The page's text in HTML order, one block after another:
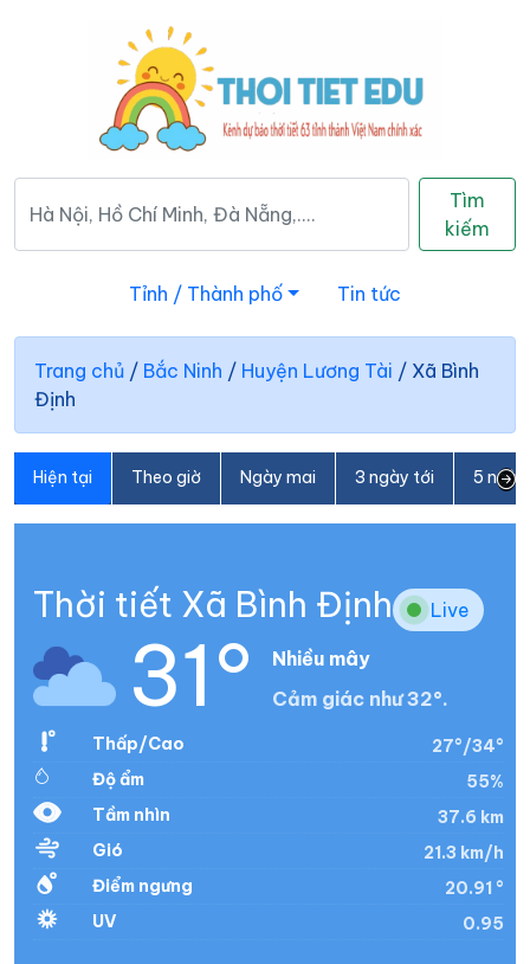
Tìm
kiếm
Tỉnh / Thành phố Tin tức
Trang chủ / Bắc Ninh / Huyện Lương Tài / Xã Bình
Định
Hiện tại Theo giờ Ngày mai 3 ngày tới 5
Thời tiết Xã Bình Định Live
31°
Nhiều mây
Cảm giác như 32°.
Thấp/Cao
27°/34°
Độ ẩm
55%
Tầm nhìn
37.6 km
Gió
21.3 km/h
Điểm ngưng
20.91 °
UV
0.95